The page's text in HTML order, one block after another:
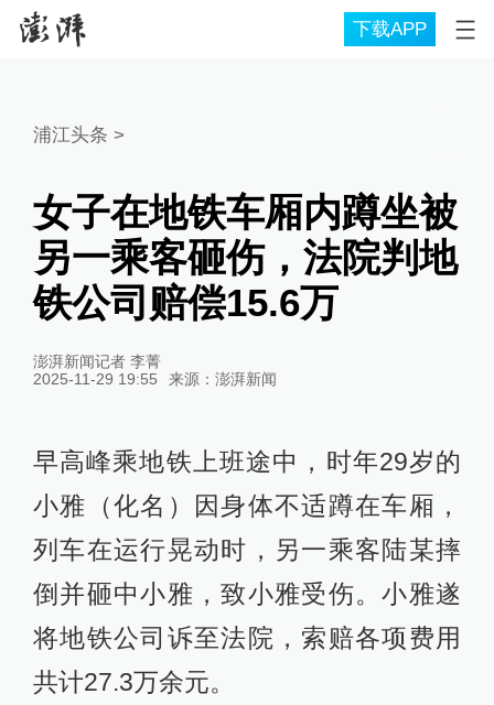
下载APP
浦江头条 >
女子在地铁车厢内蹲坐被
另一乘客砸伤，法院判地
铁公司赔偿15.6万
澎湃新闻记者 李菁
2025-11-29 19:55
来源： 澎湃新闻
早高峰乘地铁上班途中，时年29岁的
小雅（化名）因身体不适蹲在车厢，
列车在运行晃动时，另一乘客陆某摔
倒并砸中小雅，致小雅受伤。小雅遂
将地铁公司诉至法院，索赔各项费用
共计27.3万余元。